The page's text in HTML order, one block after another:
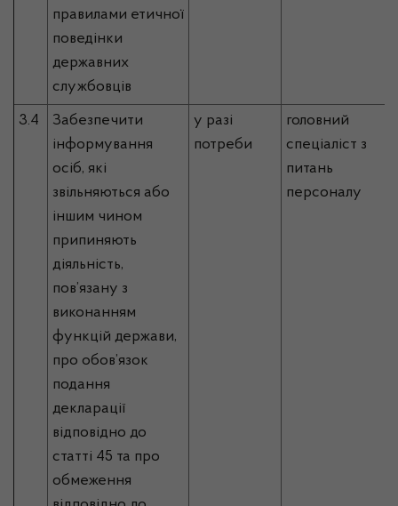
правилами етичної
поведінки
державних
службовців
3.4
Забезпечити
інформування
осіб, які
звільняються або
іншим чином
припиняють
діяльність,
пов’язану з
виконанням
функцій держави,
про обов’язок
подання
декларації
відповідно до
статті 45 та про
обмеження
у разі
потреби
головний
спеціаліст з
питань
персоналу